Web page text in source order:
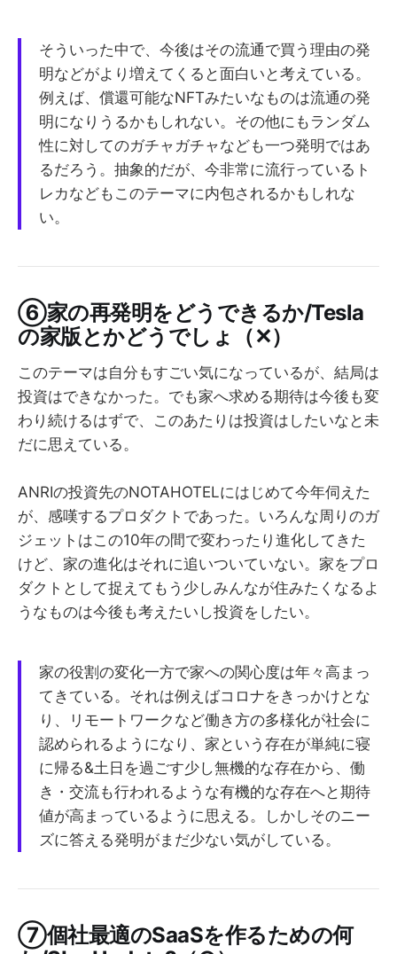
そういった中で、今後はその流通で買う理由の発
明などがより増えてくると面白いと考えている。
例えば、償還可能なNFTみたいなものは流通の発
明になりうるかもしれない。その他にもランダム
性に対してのガチャガチャなども一つ発明ではあ
るだろう。抽象的だが、今非常に流行っているト
レカなどもこのテーマに内包されるかもしれな
い。
⑥家の再発明をどうできるか/Tesla
の家版とかどうでしょ（✕）
このテーマは自分もすごい気になっているが、結局は
投資はできなかった。でも家へ求める期待は今後も変
わり続けるはずで、このあたりは投資はしたいなと未
だに思えている。
ANRIの投資先のNOTAHOTELにはじめて今年伺えた
が、感嘆するプロダクトであった。いろんな周りのガ
ジェットはこの10年の間で変わったり進化してきた
けど、家の進化はそれに追いついていない。家をプロ
ダクトとして捉えてもう少しみんなが住みたくなるよ
うなものは今後も考えたいし投資をしたい。
家の役割の変化一方で家への関心度は年々高まっ
てきている。それは例えばコロナをきっかけとな
り、リモートワークなど働き方の多様化が社会に
認められるようになり、家という存在が単純に寝
に帰る&土日を過ごす少し無機的な存在から、働
き・交流も行われるような有機的な存在へと期待
値が高まっているように思える。しかしそのニー
ズに答える発明がまだ少ない気がしている。
⑦個社最適のSaaSを作るための何